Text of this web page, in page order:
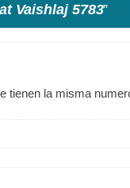
Vaishlaj 5783”
tienen la misma